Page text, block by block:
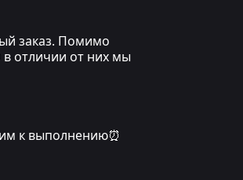
заказ. Помимо
отличии от них мы
к выполнению⏰